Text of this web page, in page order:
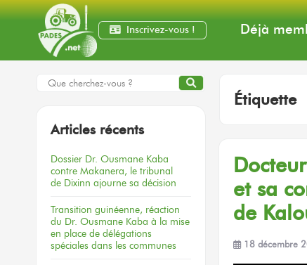
Inscrivez-vous ! Déjà
Étiquette
et sa
de
18 décembre
Articles récents
Dossier Dr. Ousmane Kaba
contre Makanera, le tribunal
de Dixinn ajourne sa décision
Transition guinéenne, réaction
du Dr. Ousmane Kaba à la mise
en place de délégations
spéciales dans les communes